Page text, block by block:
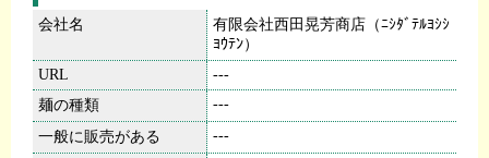
会社名
有限会社西田晃芳商店（ﾆｼﾀﾞﾃﾙﾖｼｼ
ﾖｳﾃﾝ）
URL
---
麺の種類
---
一般に販売がある
---